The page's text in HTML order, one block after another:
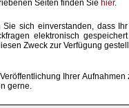
Seiten finden Sie hier.
Sie sich einverstanden, dass
elektronisch
Zweck zur Verfügung
Ihrer
gerne.